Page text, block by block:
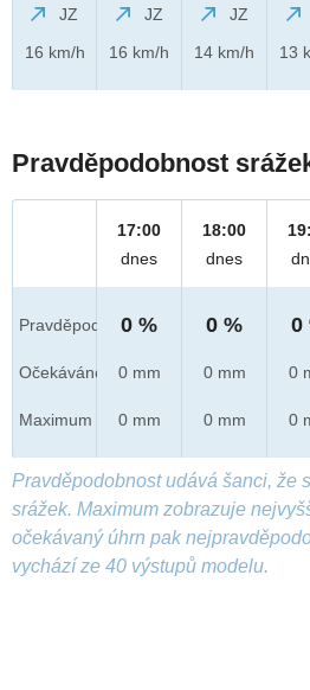
JZ
16 km/h
JZ
16 km/h
JZ
14 km/h
13
Pravděpodobnost
Pravděpod.
Očekáváno
Maximum
17:00
dnes
0 %
0 mm
0 mm
18:00
dnes
0 %
0 mm
0 mm
0
0
0
Pravděpodobnost udává šanci, že
srážek. Maximum zobrazuje
očekávaný úhrn pak
vychází ze 40 výstupů modelu.